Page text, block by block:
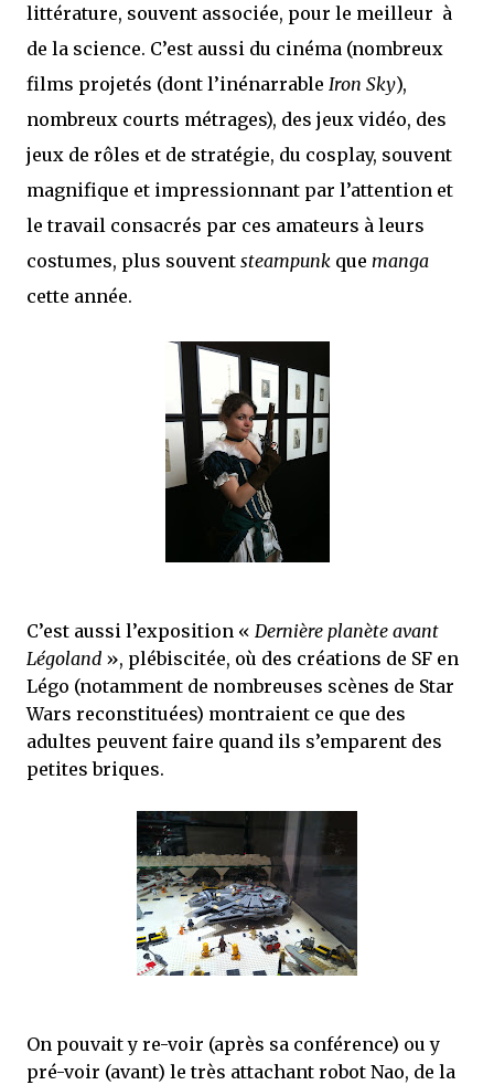
littérature, souvent associée, pour le meilleur à
de la science. C’est aussi du cinéma (nombreux
films projetés (dont l’inénarrable Iron Sky),
nombreux courts métrages), des jeux vidéo, des
jeux de rôles et de stratégie, du cosplay, souvent
magnifique et impressionnant par l’attention et
le travail consacrés par ces amateurs à leurs
costumes, plus souvent steampunk que manga
cette année.
C’est aussi l’exposition « Dernière planète avant
Légoland », plébiscitée, où des créations de SF en
Légo (notamment de nombreuses scènes de Star
Wars reconstituées) montraient ce que des
adultes peuvent faire quand ils s’emparent des
petites briques.
On pouvait y re-voir (après sa conférence) ou y
pré-voir (avant) le très attachant robot Nao, de la